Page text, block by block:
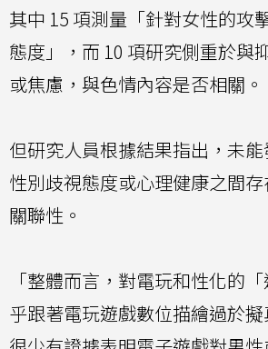
其中 15 項測量「針對女性的攻
態度」，而 10 項研究側重於與
或焦慮，與色情內容是否相關。
但研究人員根據結果指出，未
性別歧視態度或心理健康之間
關聯性。
「整體而言，對電玩和性化的
乎跟著電玩遊戲數位描繪過於